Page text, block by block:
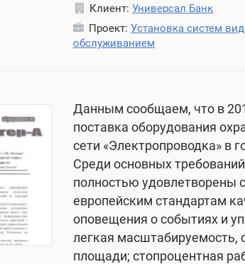
б
н
о
н
Клиент: Универсал Банк
Проект: Установка систем
обслуживанием
Данным сообщаем, что в
поставка оборудования
сети «Электропроводка» в
Среди основных
полностью удовлетворены
европейским стандартам
оповещения о событиях и
легкая масштабируемость,
площади; стопроцентная